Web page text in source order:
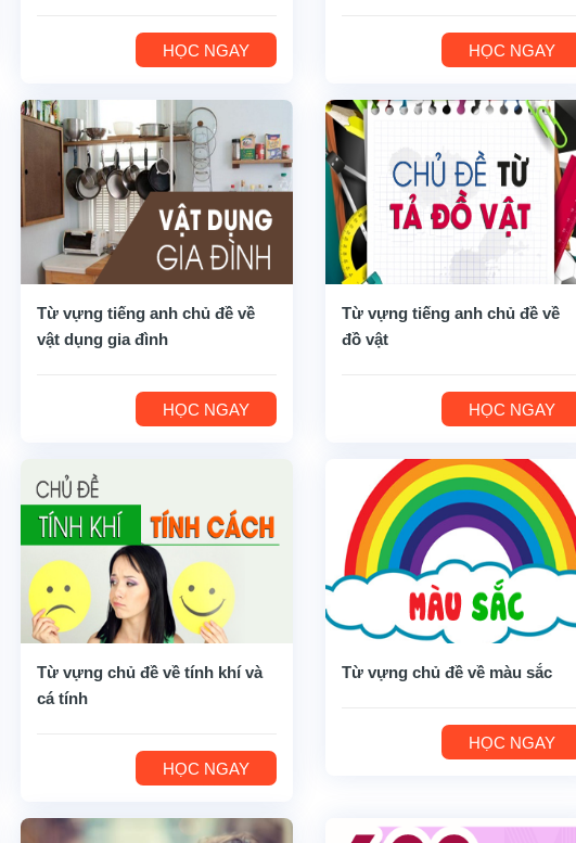
HỌC NGAY HỌC NGAY
Từ vựng tiếng anh chủ đề về
vật dụng gia đình
HỌC NGAY
Từ vựng tiếng anh chủ đề về
đồ vật
HỌC NGAY
Từ vựng chủ đề về tính khí và
cá tính
HỌC NGAY
Từ vựng chủ đề về màu sắc
HỌC NGAY